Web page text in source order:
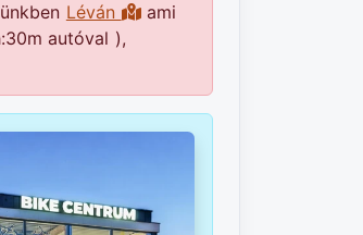
Léván
ami
autóval ),